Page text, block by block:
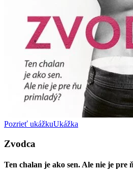
Pozrieť ukážkuUkážka
Zvodca
Ten chalan je ako sen. Ale nie je pre